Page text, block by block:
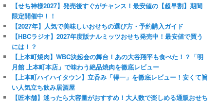
【せち神様2027】発売後すぐがチャンス！最安値の【超早割】期間
限定開催中！！
【2027年】人気で美味しいおせちの選び方・予約購入ガイド
【HBCラジオ】2027年度版ナルミッツおせち発売中！最安値で買う
には！？
【上本町焼肉】WBC決起会の舞台！あの大谷翔平も食べた！？「明
月館 上本町本店」で味わう絶品焼肉を徹底レビュー
【上本町ハイハイタウン】立呑み「得一」を徹底レビュー！安くて旨
い人気立ち飲み居酒屋
【匠本舗】迷ったら大容量がおすすめ！大人数で楽しめる通販おせち